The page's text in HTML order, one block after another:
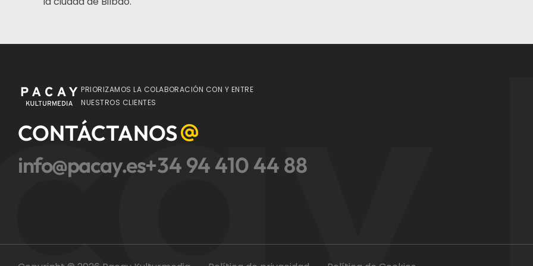
PRIORIZAMOS LA COLABORACIÓN CON Y ENTRE
NUESTROS CLIENTES
CONTÁCTANOS
info@pacay.es+34 94 410 44 88